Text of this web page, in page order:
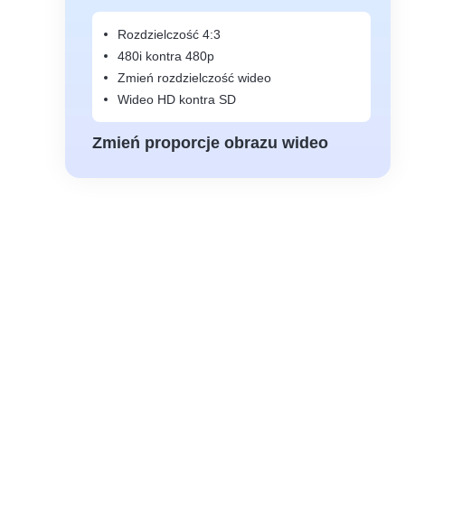
Rozdzielczość 4:3
480i kontra 480p
Zmień rozdzielczość wideo
Wideo HD kontra SD
Zmień proporcje obrazu wideo